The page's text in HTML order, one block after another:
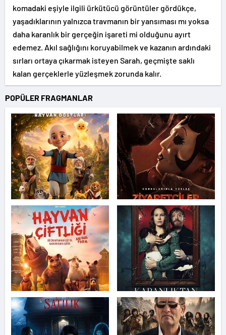
komadaki eşiyle ilgili ürkütücü görüntüler gördükçe,
yaşadıklarının yalnızca travmanın bir yansıması mı yoksa
daha karanlık bir gerçeğin işareti mi olduğunu ayırt
edemez. Akıl sağlığını koruyabilmek ve kazanın ardındaki
sırları ortaya çıkarmak isteyen Sarah, geçmişte saklı
kalan gerçeklerle yüzleşmek zorunda kalır.
POPÜLER FRAGMANLAR